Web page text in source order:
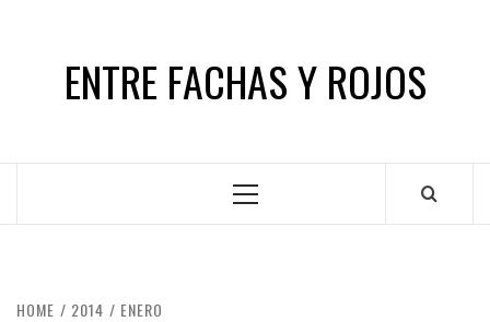
ENTRE FACHAS Y ROJOS
Primary
HOME 2014 ENERO